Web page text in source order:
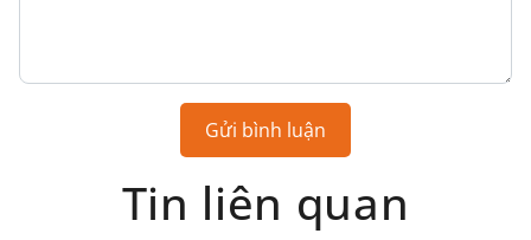
Gửi bình luận
Tin liên quan